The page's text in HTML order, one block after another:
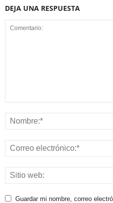
DEJA UNA RESPUESTA
Guardar mi nombre, correo